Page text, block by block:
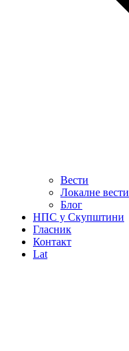
Вести
Локалне вести
Блог
НПС у Скупштини
Гласник
Контакт
Lat